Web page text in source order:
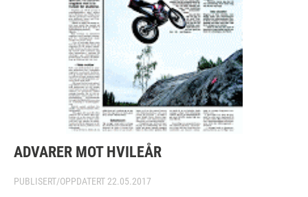
ADVARER MOT HVILEÅR
PUBLISERT/OPPDATERT 22.05.2017